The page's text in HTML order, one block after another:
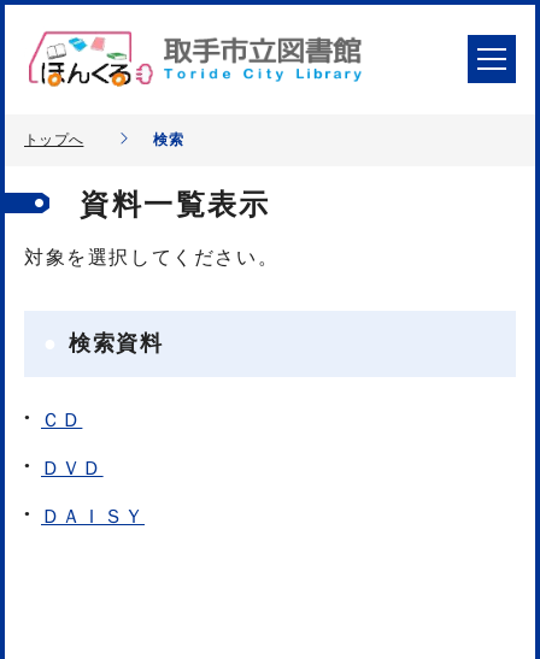
トップへ 検索
資料一覧表示
対象を選択してください。
検索資料
ＣＤ
ＤＶＤ
ＤＡＩＳＹ